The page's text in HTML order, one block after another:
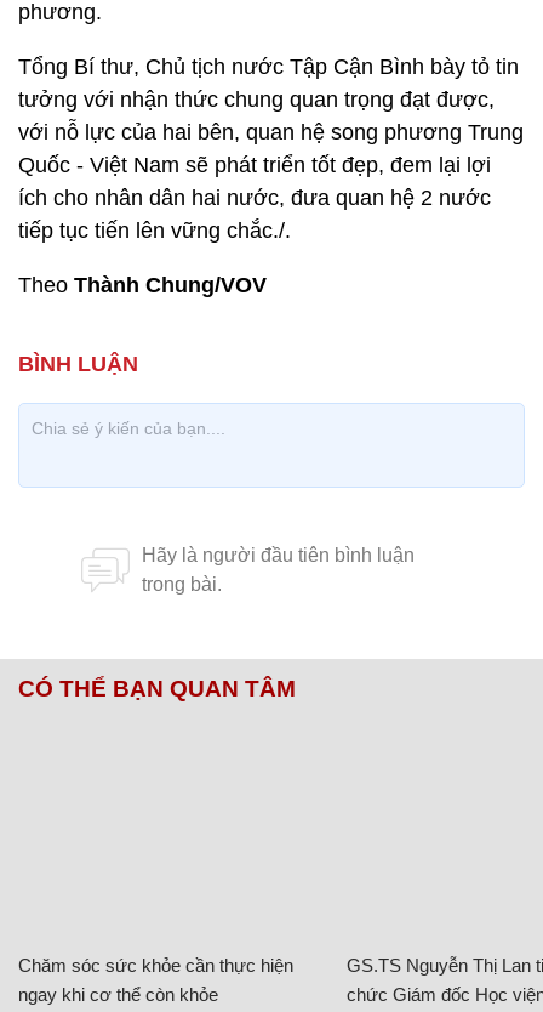
phương.
Tổng Bí thư, Chủ tịch nước Tập Cận Bình bày tỏ tin
tưởng với nhận thức chung quan trọng đạt được,
với nỗ lực của hai bên, quan hệ song phương Trung
Quốc - Việt Nam sẽ phát triển tốt đẹp, đem lại lợi
ích cho nhân dân hai nước, đưa quan hệ 2 nước
tiếp tục tiến lên vững chắc./.
Theo Thành Chung/VOV
CÓ THỂ BẠN QUAN TÂM
Chăm sóc sức khỏe cần thực hiện
ngay khi cơ thể còn khỏe
GS.TS Nguyễn Thị Lan
chức Giám đốc Học